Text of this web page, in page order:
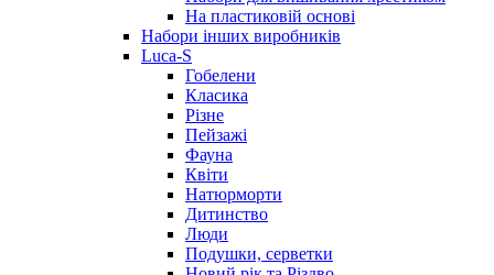
На пластиковій основі
Набори інших виробників
Luca-S
Гобелени
Класика
Різне
Пейзажі
Фауна
Квіти
Натюрморти
Дитинство
Люди
Подушки, серветки